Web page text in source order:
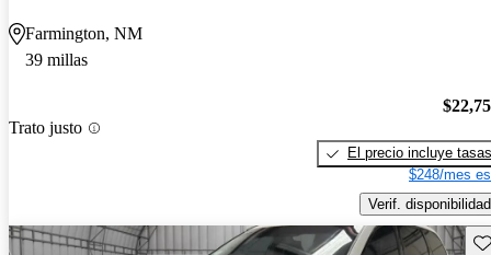
Farmington, NM
39 millas
Trato justo
El precio incluye tasas
$248/mes
Verif. disponibilidad